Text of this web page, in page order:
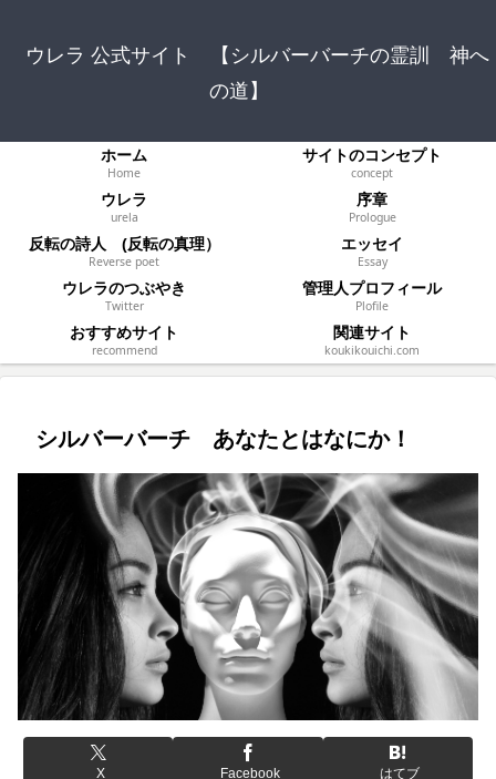
ウレラ 公式サイト 【シルバーバーチの霊訓 神へ
の道】
ホーム
Home
サイトのコンセプト
concept
ウレラ
urela
序章
Prologue
反転の詩人 (反転の真理）
Reverse poet
エッセイ
Essay
ウレラのつぶやき
Twitter
管理人プロフィール
Plofile
おすすめサイト
recommend
関連サイト
koukikouichi.com
シルバーバーチ あなたとはなにか！
X Facebook はてブ